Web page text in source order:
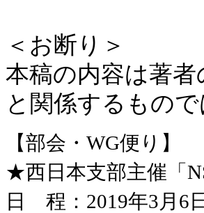
＜お断り＞
本稿の内容は著
と関係するもの
【部会・WG便り】
★西日本支部主催「
日 程：2019年3月6